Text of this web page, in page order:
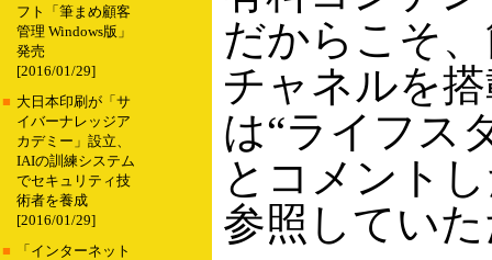
フト「筆まめ顧客
管理 Windows版」
発売
[2016/01/29]
■ 大日本印刷が「サ
イバーナレッジア
カデミー」設立、
IAIの訓練システム
でセキュリティ技
術者を養成
[2016/01/29]
■
「インターネット
だからこそ
チャネルを
は“ライフス
とコメント
参照してい